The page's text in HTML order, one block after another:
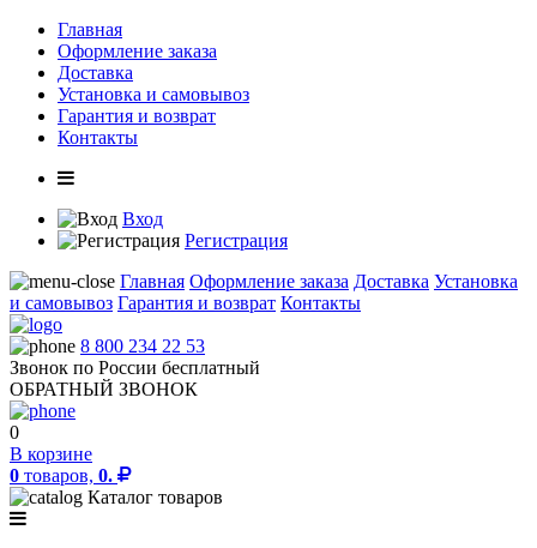
Главная
Оформление заказа
Доставка
Установка и самовывоз
Гарантия и возврат
Контакты
Вход
Регистрация
Главная Оформление заказа Доставка Установка
и самовывоз Гарантия и возврат Контакты
8 800 234 22 53
Звонок по России бесплатный
ОБРАТНЫЙ ЗВОНОК
0
В корзине
0 товаров, 0.
Каталог товаров